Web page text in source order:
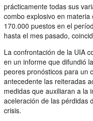
prácticamente todas sus
combo explosivo en
170.000 puestos en el
hasta el mes pasado,
La confrontación de la UIA
en un informe que difundió
peores pronósticos para un
antecedente las reiteradas
medidas que auxiliaran a la
aceleración de las pérdidas
crisis.